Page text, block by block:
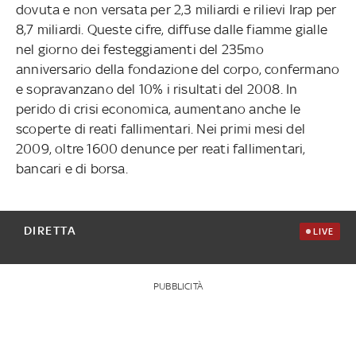
dovuta e non versata per 2,3 miliardi e rilievi Irap per
8,7 miliardi. Queste cifre, diffuse dalle fiamme gialle
nel giorno dei festeggiamenti del 235mo
anniversario della fondazione del corpo, confermano
e sopravanzano del 10% i risultati del 2008. In
perido di crisi economica, aumentano anche le
scoperte di reati fallimentari. Nei primi mesi del
2009, oltre 1600 denunce per reati fallimentari,
bancari e di borsa.
DIRETTA LIVE
PUBBLICITÀ